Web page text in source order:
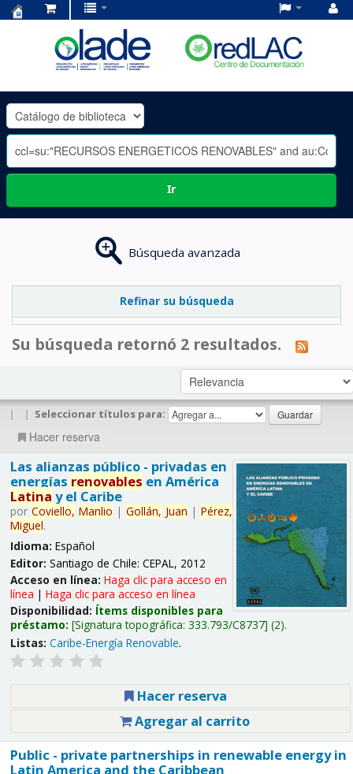
OLADE
-
Ir
Búsqueda avanzada
Refinar su búsqueda
Su búsqueda retornó 2 resultados.
| | Seleccionar títulos para:
Hacer reserva
Las alianzas público - privadas en
energías renovables en América
Latina y el Caribe
por Coviello, Manlio | Gollán, Juan | Pérez,
Miguel.
Idioma: Español
Editor: Santiago de Chile: CEPAL, 2012
Acceso en línea: Haga clic para acceso en
línea | Haga clic para acceso en línea
Disponibilidad: Ítems disponibles para
préstamo: Signatura topográfica: 333.793/C8737 (2).
Listas: Caribe-Energía Renovable.
Hacer reserva
Agregar al carrito
Public - private partnerships in renewable energy in
Latin America and the Caribbean